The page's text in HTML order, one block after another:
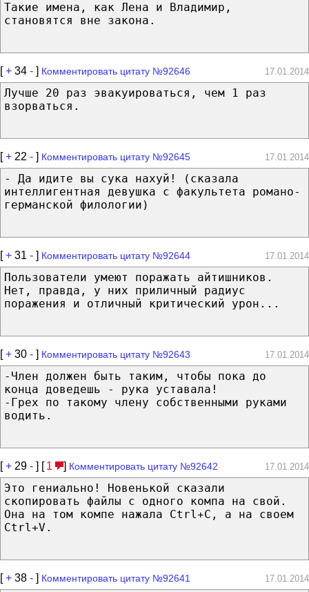
Такие имена, как Лена и Владимир,
становятся вне закона.
[+ 34 - ] Комментировать цитату №92646 17.01.2014
Лучше 20 раз эвакуироваться, чем 1 раз
взорваться.
[+ 22 - ] Комментировать цитату №92645 17.01.2014
- Да идите вы сука нахуй! (сказала
интеллигентная девушка с факультета романо-
германской филологии)
[+ 31 - ] Комментировать цитату №92644 17.01.2014
Пользователи умеют поражать айтишников.
Нет, правда, у них приличный радиус
поражения и отличный критический урон...
[+ 30 - ] Комментировать цитату №92643 17.01.2014
-Член должен быть таким, чтобы пока до
конца доведешь - рука уставала!
-Грех по такому члену собственными руками
водить.
[+ 29 - ] [ 1 ] Комментировать цитату №92642 17.01.2014
Это гениально! Новенькой сказали
скопировать файлы с одного компа на свой.
Она на том компе нажала Ctrl+C, а на своем
Ctrl+V.
[+ 38 - ] Комментировать цитату №92641 17.01.2014